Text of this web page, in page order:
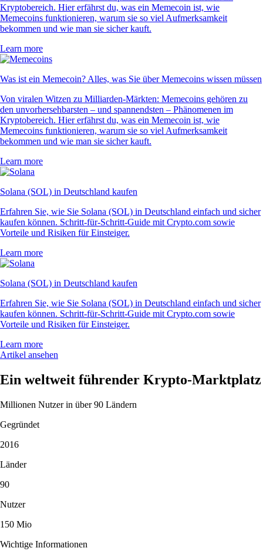
Kryptobereich. Hier erfährst du, was ein Memecoin ist, wie
Memecoins funktionieren, warum sie so viel Aufmerksamkeit
bekommen und wie man sie sicher kauft.
Learn more
Was ist ein Memecoin? Alles, was Sie über Memecoins wissen müssen
Von viralen Witzen zu Milliarden-Märkten: Memecoins gehören zu
den unvorhersehbarsten – und spannendsten – Phänomenen im
Kryptobereich. Hier erfährst du, was ein Memecoin ist, wie
Memecoins funktionieren, warum sie so viel Aufmerksamkeit
bekommen und wie man sie sicher kauft.
Learn more
Solana (SOL) in Deutschland kaufen
Erfahren Sie, wie Sie Solana (SOL) in Deutschland einfach und sicher
kaufen können. Schritt-für-Schritt-Guide mit Crypto.com sowie
Vorteile und Risiken für Einsteiger.
Learn more
Solana (SOL) in Deutschland kaufen
Erfahren Sie, wie Sie Solana (SOL) in Deutschland einfach und sicher
kaufen können. Schritt-für-Schritt-Guide mit Crypto.com sowie
Vorteile und Risiken für Einsteiger.
Learn more
Artikel ansehen
Ein weltweit führender Krypto-Marktplatz
Millionen Nutzer in über 90 Ländern
Gegründet
2016
Länder
90
Nutzer
150 Mio
Wichtige Informationen